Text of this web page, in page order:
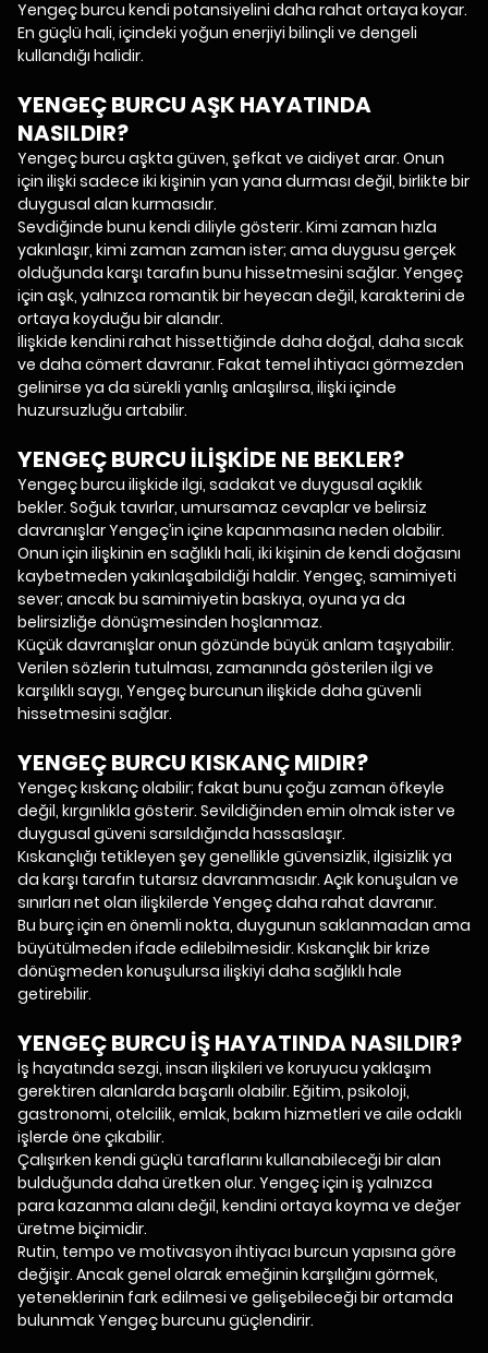
Yengeç burcu kendi potansiyelini daha rahat ortaya koyar.
En güçlü hali, içindeki yoğun enerjiyi bilinçli ve dengeli
kullandığı halidir.
YENGEÇ BURCU AŞK HAYATINDA
NASILDIR?
Yengeç burcu aşkta güven, şefkat ve aidiyet arar. Onun
için ilişki sadece iki kişinin yan yana durması değil, birlikte bir
duygusal alan kurmasıdır.
Sevdiğinde bunu kendi diliyle gösterir. Kimi zaman hızla
yakınlaşır, kimi zaman zaman ister; ama duygusu gerçek
olduğunda karşı tarafın bunu hissetmesini sağlar. Yengeç
için aşk, yalnızca romantik bir heyecan değil, karakterini de
ortaya koyduğu bir alandır.
İlişkide kendini rahat hissettiğinde daha doğal, daha sıcak
ve daha cömert davranır. Fakat temel ihtiyacı görmezden
gelinirse ya da sürekli yanlış anlaşılırsa, ilişki içinde
huzursuzluğu artabilir.
YENGEÇ BURCU İLİŞKİDE NE BEKLER?
Yengeç burcu ilişkide ilgi, sadakat ve duygusal açıklık
bekler. Soğuk tavırlar, umursamaz cevaplar ve belirsiz
davranışlar Yengeç’in içine kapanmasına neden olabilir.
Onun için ilişkinin en sağlıklı hali, iki kişinin de kendi doğasını
kaybetmeden yakınlaşabildiği haldir. Yengeç, samimiyeti
sever; ancak bu samimiyetin baskıya, oyuna ya da
belirsizliğe dönüşmesinden hoşlanmaz.
Küçük davranışlar onun gözünde büyük anlam taşıyabilir.
Verilen sözlerin tutulması, zamanında gösterilen ilgi ve
karşılıklı saygı, Yengeç burcunun ilişkide daha güvenli
hissetmesini sağlar.
YENGEÇ BURCU KISKANÇ MIDIR?
Yengeç kıskanç olabilir; fakat bunu çoğu zaman öfkeyle
değil, kırgınlıkla gösterir. Sevildiğinden emin olmak ister ve
duygusal güveni sarsıldığında hassaslaşır.
Kıskançlığı tetikleyen şey genellikle güvensizlik, ilgisizlik ya
da karşı tarafın tutarsız davranmasıdır. Açık konuşulan ve
sınırları net olan ilişkilerde Yengeç daha rahat davranır.
Bu burç için en önemli nokta, duygunun saklanmadan ama
büyütülmeden ifade edilebilmesidir. Kıskançlık bir krize
dönüşmeden konuşulursa ilişkiyi daha sağlıklı hale
getirebilir.
YENGEÇ BURCU İŞ HAYATINDA NASILDIR?
İş hayatında sezgi, insan ilişkileri ve koruyucu yaklaşım
gerektiren alanlarda başarılı olabilir. Eğitim, psikoloji,
gastronomi, otelcilik, emlak, bakım hizmetleri ve aile odaklı
işlerde öne çıkabilir.
Çalışırken kendi güçlü taraflarını kullanabileceği bir alan
bulduğunda daha üretken olur. Yengeç için iş yalnızca
para kazanma alanı değil, kendini ortaya koyma ve değer
üretme biçimidir.
Rutin, tempo ve motivasyon ihtiyacı burcun yapısına göre
değişir. Ancak genel olarak emeğinin karşılığını görmek,
yeteneklerinin fark edilmesi ve gelişebileceği bir ortamda
bulunmak Yengeç burcunu güçlendirir.